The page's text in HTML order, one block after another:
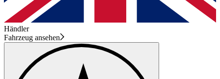
Händler
Fahrzeug ansehen